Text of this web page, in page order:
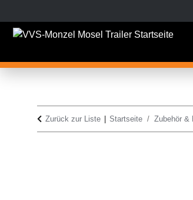
Zurück zur Liste Startseite Zubehör &